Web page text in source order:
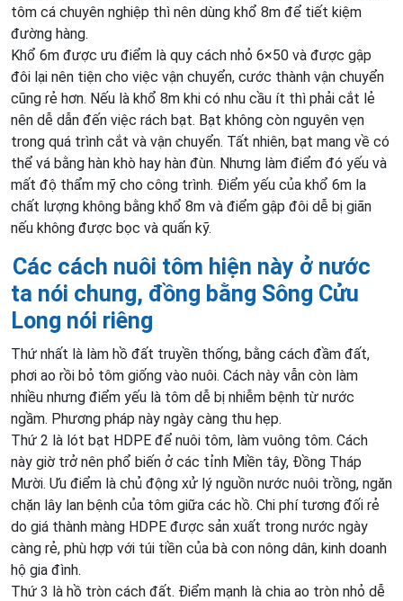
tôm cá chuyên nghiệp thì nên dùng khổ 8m để tiết kiệm
đường hàng.
Khổ 6m được ưu điểm là quy cách nhỏ 6×50 và được gập
đôi lại nên tiện cho việc vận chuyển, cước thành vận chuyển
cũng rẻ hơn. Nếu là khổ 8m khi có nhu cầu ít thì phải cắt lẻ
nên dễ dẫn đến việc rách bạt. Bạt không còn nguyên vẹn
trong quá trình cắt và vận chuyển. Tất nhiên, bạt mang về có
thể vá bằng hàn khò hay hàn đùn. Nhưng làm điểm đó yếu và
mất độ thẩm mỹ cho công trình. Điểm yếu của khổ 6m la
chất lượng không bằng khổ 8m và điểm gập đôi dễ bị giãn
nếu không được bọc và quấn kỹ.
Các cách nuôi tôm hiện này ở nước
ta nói chung, đồng bằng Sông Cửu
Long nói riêng
Thứ nhất là làm hồ đất truyền thống, bằng cách đầm đất,
phơi ao rồi bỏ tôm giống vào nuôi. Cách này vẫn còn làm
nhiều nhưng điểm yếu là tôm dễ bị nhiễm bệnh từ nước
ngầm. Phương pháp này ngày càng thu hẹp.
Thứ 2 là lót bạt HDPE để nuôi tôm, làm vuông tôm. Cách
này giờ trở nên phổ biến ở các tỉnh Miền tây, Đồng Tháp
Mười. Ưu điểm là chủ động xử lý nguồn nước nuôi trồng, ngăn
chặn lây lan bệnh của tôm giữa các hồ. Chi phí tương đối rẻ
do giá thành màng HDPE được sản xuất trong nước ngày
càng rẻ, phù hợp với túi tiền của bà con nông dân, kinh doanh
hộ gia đình.
Thứ 3 là hồ tròn cách đất. Điểm mạnh là chia ao tròn nhỏ dễ